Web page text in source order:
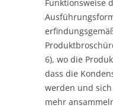
Funktionsweise
6), wo die
dass die
werden und
mehr